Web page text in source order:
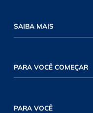
SAIBA MAIS
PARA VOCÊ COMEÇAR
PARA VOCÊ